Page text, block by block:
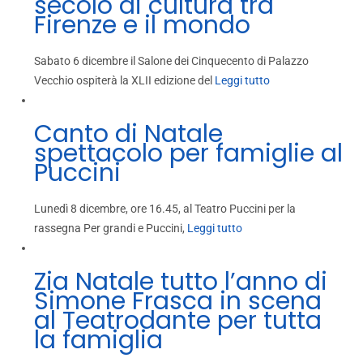
Firenze e il mondo
Sabato 6 dicembre il Salone dei Cinquecento di Palazzo
Vecchio ospiterà la XLII edizione del Leggi tutto
Canto di Natale
spettacolo per famiglie al
Puccini
Lunedì 8 dicembre, ore 16.45, al Teatro Puccini per la
rassegna Per grandi e Puccini, Leggi tutto
Zia Natale tutto l’anno di
Simone Frasca in scena
al Teatrodante per tutta
la famiglia